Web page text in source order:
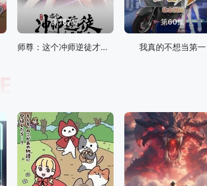
第187集
师尊：这个冲师逆徒才不是圣子 动态漫画
第60集
我真的不想当第一